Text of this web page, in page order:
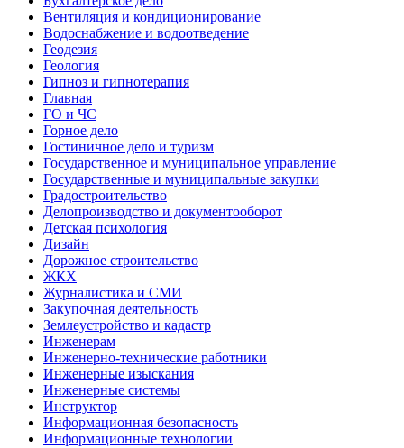
Вентиляция и кондиционирование
Водоснабжение и водоотведение
Геодезия
Геология
Гипноз и гипнотерапия
Главная
ГО и ЧС
Горное дело
Гостиничное дело и туризм
Государственное и муниципальное управление
Государственные и муниципальные закупки
Градостроительство
Делопроизводство и документооборот
Детская психология
Дизайн
Дорожное строительство
ЖКХ
Журналистика и СМИ
Закупочная деятельность
Землеустройство и кадастр
Инженерам
Инженерно-технические работники
Инженерные изыскания
Инженерные системы
Инструктор
Информационная безопасность
Информационные технологии